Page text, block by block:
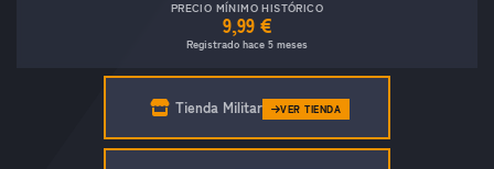
PRECIO MÍNIMO HISTÓRICO
9,99 €
Registrado hace 5 meses
Tienda Militar VER TIENDA